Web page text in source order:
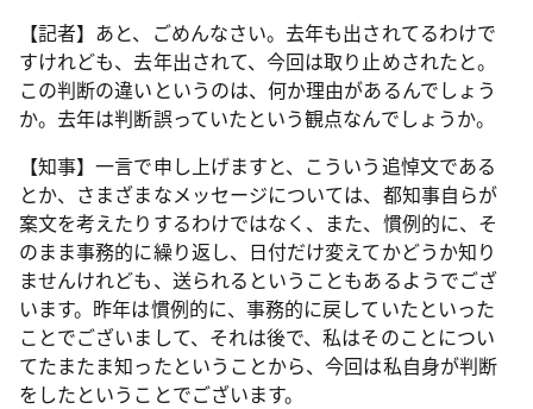
【記者】あと、ごめんなさい。去年も出されてるわけで
すけれども、去年出されて、今回は取り止めされたと。
この判断の違いというのは、何か理由があるんでしょう
か。去年は判断誤っていたという観点なんでしょうか。
【知事】一言で申し上げますと、こういう追悼文である
とか、さまざまなメッセージについては、都知事自らが
案文を考えたりするわけではなく、また、慣例的に、そ
のまま事務的に繰り返し、日付だけ変えてかどうか知り
ませんけれども、送られるということもあるようでござ
います。昨年は慣例的に、事務的に戻していたといった
ことでございまして、それは後で、私はそのことについ
てたまたま知ったということから、今回は私自身が判断
をしたということでございます。